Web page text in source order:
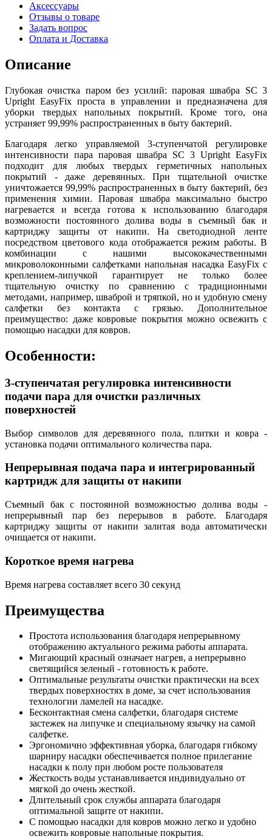
Аксессуары
Отзывы о товаре
Задать вопрос
Оплата и Доставка
Описание
Глубокая очистка паром без усилий: паровая швабра SC 3
Upright EasyFix проста в управлении и предназначена для
уборки твердых напольных покрытий. Кроме того, она
устраняет 99,99% распространенных в быту бактерий.
Благодаря легко управляемой 3-ступенчатой регулировке
интенсивности пара паровая швабра SC 3 Upright EasyFix
подходит для любых твердых герметичных напольных
покрытий - даже деревянных. При тщательной очистке
уничтожается 99,99% распространенных в быту бактерий, без
применения химии. Паровая швабра максимально быстро
нагревается и всегда готова к использованию благодаря
возможности постоянного долива воды в съемный бак и
картриджу защиты от накипи. На светодиодной ленте
посредством цветового кода отображается режим работы. В
комбинации с нашими высококачественными
микроволоконными салфетками напольная насадка EasyFix с
креплением-липучкой гарантирует не только более
тщательную очистку по сравнению с традиционными
методами, например, шваброй и тряпкой, но и удобную смену
салфетки без контакта с грязью. Дополнительное
преимущество: даже ковровые покрытия можно освежить с
помощью насадки для ковров.
Особенности:
3-ступенчатая регулировка интенсивности
подачи пара для очистки различных
поверхностей
Выбор символов для деревянного пола, плитки и ковра -
установка подачи оптимального количества пара.
Непрерывная подача пара и интегрированный
картридж для защиты от накипи
Съемный бак с постоянной возможностью долива воды -
непрерывный пар без перерывов в работе. Благодаря
картриджу защиты от накипи залитая вода автоматически
очищается от накипи.
Короткое время нагрева
Время нагрева составляет всего 30 секунд
Преимущества
Простота использования благодаря непрерывному
отображению актуального режима работы аппарата.
Мигающий красный означает нагрев, а непрерывно
светящийся зеленый - готовность к работе.
Оптимальные результаты очистки практически на всех
твердых поверхностях в доме, за счет использования
технологии ламелей на насадке.
Бесконтактная смена салфетки, благодаря системе
застежек на липучке и специальному язычку на самой
салфетке.
Эргономично эффективная уборка, благодаря гибкому
шарниру насадки обеспечивается полное прилегание
насадки к полу при любом росте пользователя
Жесткость воды устанавливается индивидуально от
мягкой до очень жесткой.
Длительный срок службы аппарата благодаря
оптимальной защите от накипи.
С помощью насадки для ковров можно легко и удобно
освежить ковровые напольные покрытия.